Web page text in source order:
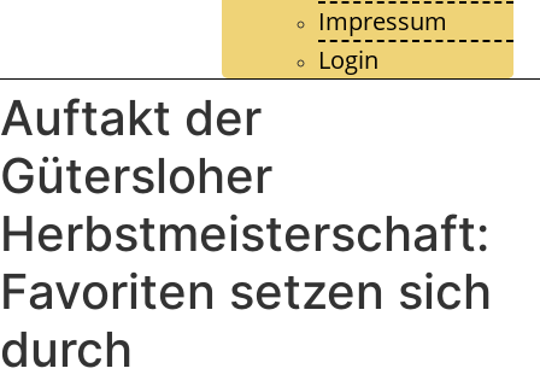
Impressum
Login
Auftakt der
Gütersloher
Herbstmeisterschaft:
Favoriten setzen sich
durch